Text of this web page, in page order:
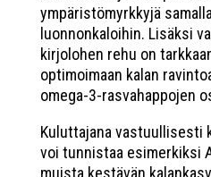
ympäristömyrkkyjä
luonnonkaloihin. Lisäksi
kirjolohen rehu on
optimoimaan kalan
omega-3-rasvahappojen
Kuluttajana vastuullisesti
voi tunnistaa esimerkiksi
muista kestävän